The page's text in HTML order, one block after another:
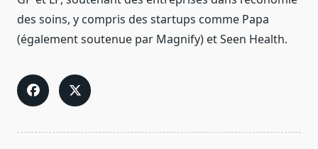
des soins, y compris des startups comme Papa
(également soutenue par Magnify) et Seen Health.